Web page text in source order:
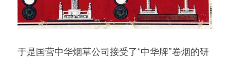
于是国营中华烟草公司接受了“中华牌”卷烟的研